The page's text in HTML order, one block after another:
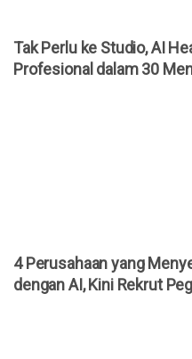
Tak Perlu ke Studio, AI
Profesional dalam 30
4 Perusahaan yang
dengan AI, Kini Rekrut